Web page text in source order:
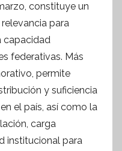
constituye un
para
capacidad
federativas. Más
permite
y suficiencia
el país, así como la
carga
institucional para